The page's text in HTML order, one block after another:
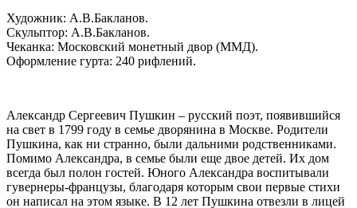
Художник: А.В.Бакланов.
Скульптор: А.В.Бакланов.
Чеканка: Московский монетный двор (ММД).
Оформление гурта: 240 рифлений.
Александр Сергеевич Пушкин – русский поэт, появившийся
на свет в 1799 году в семье дворянина в Москве. Родители
Пушкина, как ни странно, были дальними родственниками.
Помимо Александра, в семье были еще двое детей. Их дом
всегда был полон гостей. Юного Александра воспитывали
гувернеры-французы, благодаря которым свои первые стихи
он написал на этом языке. В 12 лет Пушкина отвезли в лицей